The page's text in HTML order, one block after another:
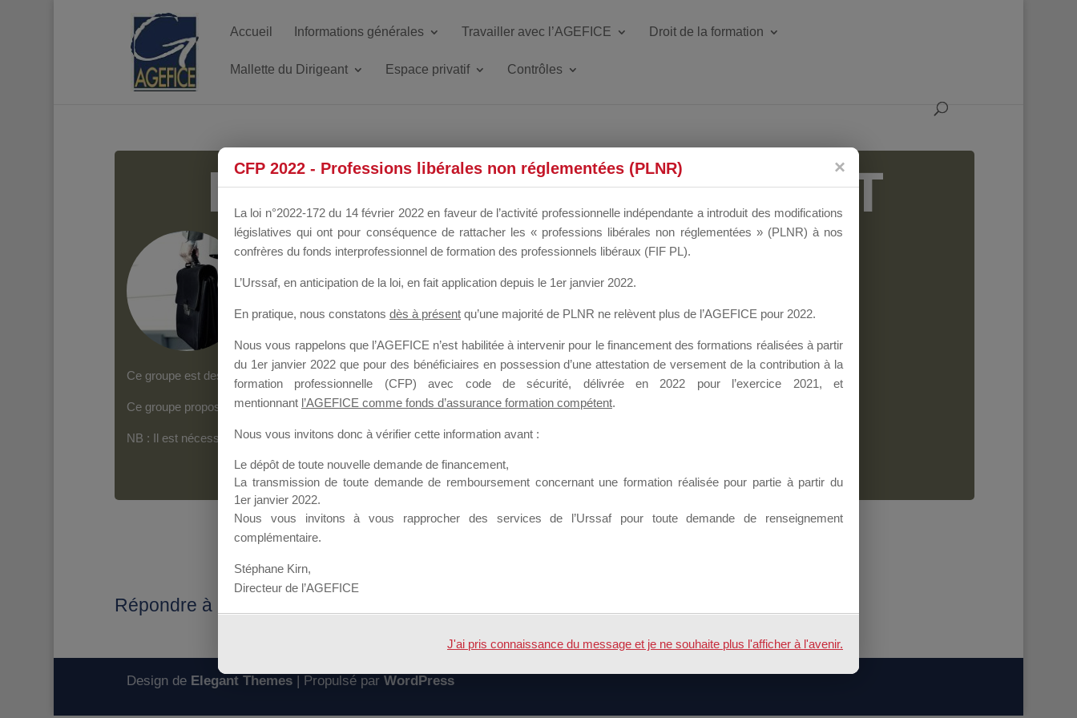
Accueil Informations générales Travailler avec l’AGEFICE Droit de la formation
Mallette du Dirigeant Espace privatif Contrôles
MALLETTE DU DIRIGEANT
Groupe Public il y a un mois
Ce groupe est destiné aux Organismes de Formation qui souhaitent répondre à l’Appel à Propositions Mallette du Dirigeant.
Ce groupe propose un forum dédié au support sur lequel il est possible de laisser un message ou poser une question.
NB : Il est nécessaire d’êtreinscrit(e)pour pouvoir rejoindre ce groupe
Répondre à : Mallette du Dirigeant 2019
Design de Elegant Themes| Propulsé par WordPress
CFP 2022 - Professions libérales non réglementées (PLNR)
La loi n°2022-172 du 14 février 2022 en faveur de l’activité professionnelle indépendante a introduit des modifications
législatives qui ont pour conséquence de rattacher les « professions libérales non réglementées » (PLNR) à nos
confrères du fonds interprofessionnel de formation des professionnels libéraux (FIF PL).
L’Urssaf, en anticipation de la loi, en fait application depuis le 1er janvier 2022.
En pratique, nous constatons dès à présent qu’une majorité de PLNR ne relèvent plus de l’AGEFICE pour 2022.
Nous vous rappelons que l’AGEFICE n’est habilitée à intervenir pour le financement des formations réalisées à partir
du 1er janvier 2022 que pour des bénéficiaires en possession d’une attestation de versement de la contribution à la
formation professionnelle (CFP) avec code de sécurité, délivrée en 2022 pour l’exercice 2021, et
mentionnant l’AGEFICE comme fonds d’assurance formation compétent.
Nous vous invitons donc à vérifier cette information avant :
Le dépôt de toute nouvelle demande de financement,
La transmission de toute demande de remboursement concernant une formation réalisée pour partie à partir du
1er janvier 2022.
Nous vous invitons à vous rapprocher des services de l’Urssaf pour toute demande de renseignement
complémentaire.
Stéphane Kirn,
Directeur de l’AGEFICE
J'ai pris connaissance du message et je ne souhaite plus l'afficher à l'avenir.